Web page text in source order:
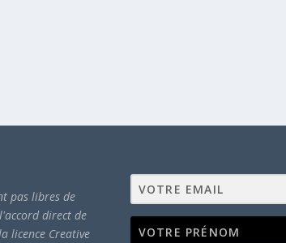
pas libres de
direct de
licence Creative